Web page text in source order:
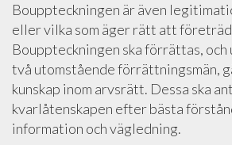
Bouppteckningen är även
eller vilka som äger rätt att
Bouppteckningen ska förrättas, och
två utomstående förrättningsmän,
kunskap inom arvsrätt. Dessa ska
kvarlåtenskapen efter bästa
information och vägledning.